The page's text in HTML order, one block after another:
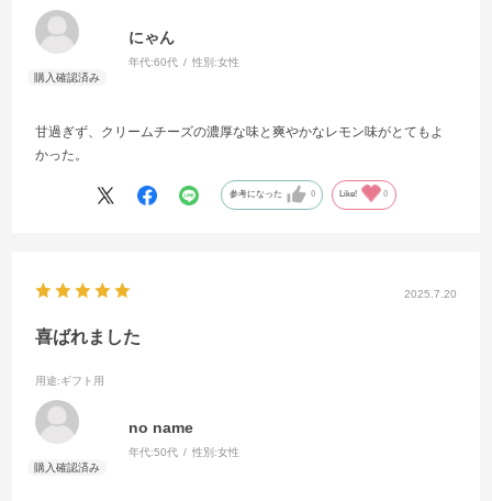
にゃん
年代:60代 性別:女性
甘過ぎず、クリームチーズの濃厚な味と爽やかなレモン味がとてもよ
かった。
参考になった 0 Like! 0
2025.7.20
喜ばれました
用途:ギフト用
no name
年代:50代 性別:女性